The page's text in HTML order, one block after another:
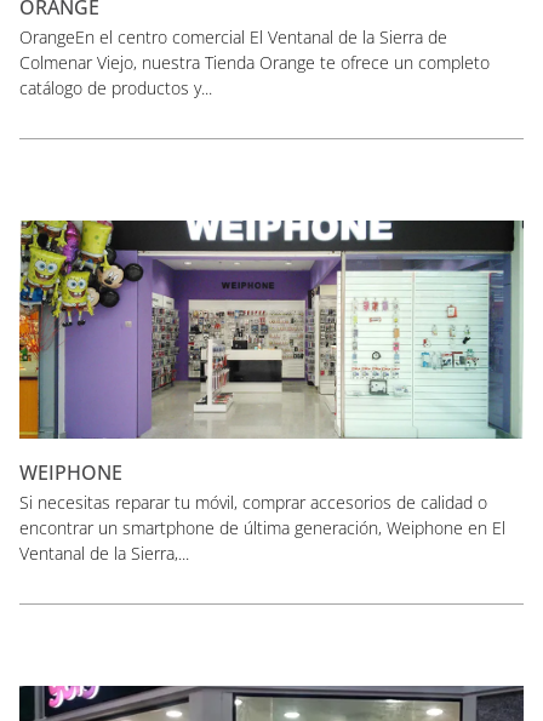
ORANGE
OrangeEn el centro comercial El Ventanal de la Sierra de
Colmenar Viejo, nuestra Tienda Orange te ofrece un completo
catálogo de productos y...
WEIPHONE
Si necesitas reparar tu móvil, comprar accesorios de calidad o
encontrar un smartphone de última generación, Weiphone en El
Ventanal de la Sierra,...